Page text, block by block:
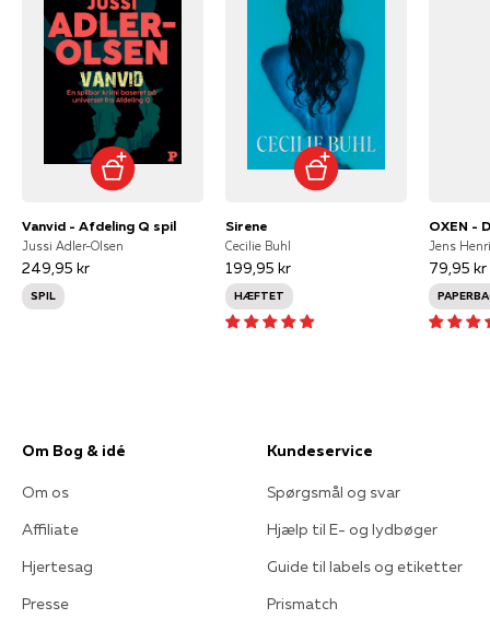
Vanvid - Afdeling Q spil
Jussi Adler-Olsen
249,95 kr
SPIL
Sirene
Cecilie Buhl
199,95 kr
HÆFTET
OXEN -
Jens
79,95 kr
Om Bog & idé
Om os
Affiliate
Hjertesag
Presse
Kundeservice
Spørgsmål og svar
Hjælp til E- og lydbøger
Guide til labels og etiketter
Prismatch